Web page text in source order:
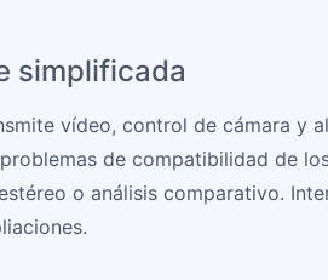
simplificada
vídeo, control de cámara y
de compatibilidad de
o análisis comparativo.